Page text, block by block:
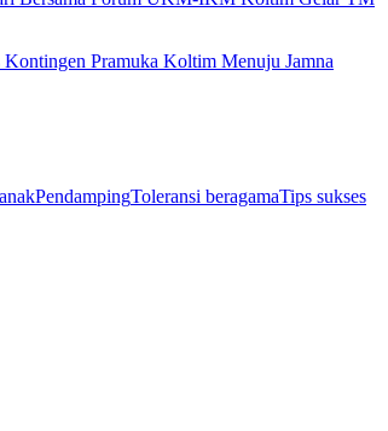
Pramuka Koltim Menuju Jamna
PendampingToleransi beragamaTips sukses